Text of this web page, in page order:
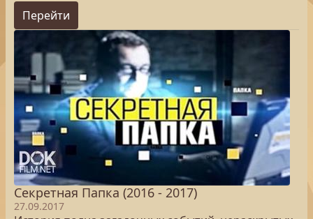
Перейти
Секретная Папка (2016 - 2017)
27.09.2017